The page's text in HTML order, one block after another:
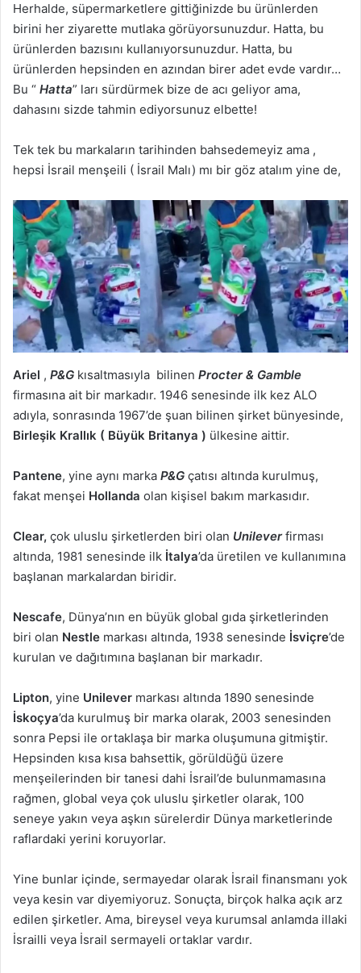
Herhalde, süpermarketlere gittiğinizde bu ürünlerden
birini her ziyarette mutlaka görüyorsunuzdur. Hatta, bu
ürünlerden bazısını kullanıyorsunuzdur. Hatta, bu
ürünlerden hepsinden en azından birer adet evde vardır…
Bu “ Hatta” ları sürdürmek bize de acı geliyor ama,
dahasını sizde tahmin ediyorsunuz elbette!
Tek tek bu markaların tarihinden bahsedemeyiz ama ,
hepsi İsrail menşeili ( İsrail Malı) mı bir göz atalım yine de,
Ariel , P&G kısaltmasıyla bilinen Procter & Gamble
firmasına ait bir markadır. 1946 senesinde ilk kez ALO
adıyla, sonrasında 1967’de şuan bilinen şirket bünyesinde,
Birleşik Krallık ( Büyük Britanya ) ülkesine aittir.
Pantene, yine aynı marka P&G çatısı altında kurulmuş,
fakat menşei Hollanda olan kişisel bakım markasıdır.
Clear, çok uluslu şirketlerden biri olan Unileverfirması
altında, 1981 senesinde ilk İtalya’da üretilen ve kullanımına
başlanan markalardan biridir.
Nescafe, Dünya’nın en büyük global gıda şirketlerinden
biri olan Nestle markası altında, 1938 senesinde İsviçre’de
kurulan ve dağıtımına başlanan bir markadır.
Lipton, yine Unilever markası altında 1890 senesinde
İskoçya’da kurulmuş bir marka olarak, 2003 senesinden
sonra Pepsi ile ortaklaşa bir marka oluşumuna gitmiştir.
Hepsinden kısa kısa bahsettik, görüldüğü üzere
menşeilerinden bir tanesi dahi İsrail’de bulunmamasına
rağmen, global veya çok uluslu şirketler olarak, 100
seneye yakın veya aşkın sürelerdir Dünya marketlerinde
raflardaki yerini koruyorlar.
Yine bunlar içinde, sermayedar olarak İsrail finansmanı yok
veya kesin var diyemiyoruz. Sonuçta, birçok halka açık arz
edilen şirketler. Ama, bireysel veya kurumsal anlamda illaki
İsrailli veya İsrail sermayeli ortaklar vardır.